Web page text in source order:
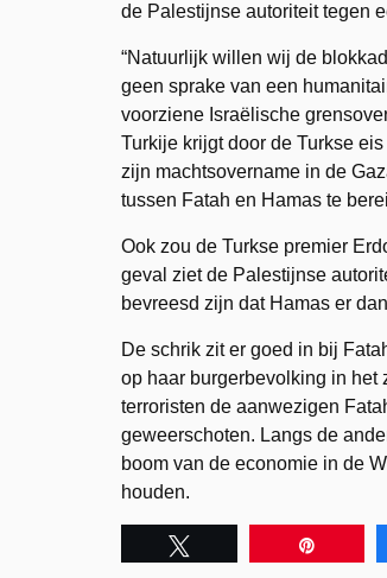
de Palestijnse autoriteit tegen
“Natuurlijk willen wij de
geen sprake van een
voorziene Israëlische
Turkije krijgt door de Turkse
zijn machtsovername in de
tussen Fatah en Hamas te
Ook zou de Turkse premier
geval ziet de Palestijnse
bevreesd zijn dat Hamas er
De schrik zit er goed in bij
op haar burgerbevolking in het
terroristen de aanwezigen
geweerschoten. Langs de
boom van de economie in de
houden.